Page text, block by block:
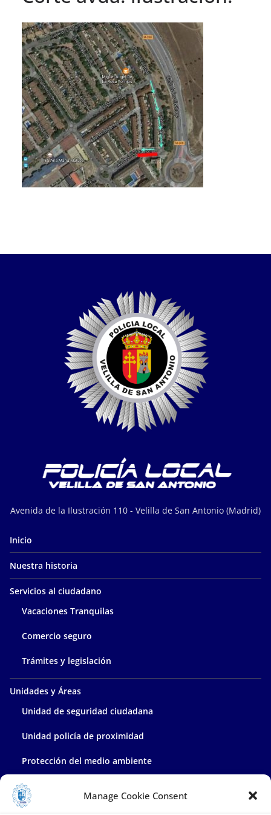
Manage Cookie Consent
Avenida de la Ilustración 110 - Velilla de San Antonio (Madrid)
Inicio
Nuestra historia
Servicios al ciudadano
Vacaciones Tranquilas
Comercio seguro
Trámites y legislación
Unidades y Áreas
Unidad de seguridad ciudadana
Unidad policía de proximidad
Protección del medio ambiente
Policía administrativa